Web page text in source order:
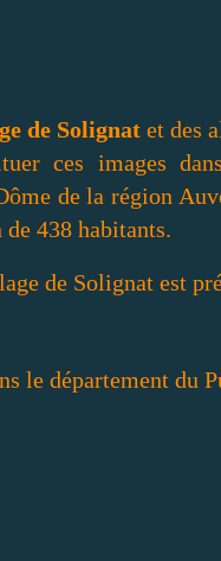
de Solignat et des
ces images
de la région
438 habitants.
de Solignat est
le département du